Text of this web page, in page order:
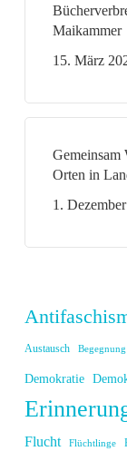
Maikammer
15. März
Gemeinsam
Orten in
1.
Austausch Begegnung
Demokratie
Flucht Flüchtlinge